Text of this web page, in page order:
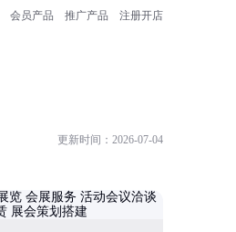
会员产品 推广产品 注册开店
更新时间：2026-07-04